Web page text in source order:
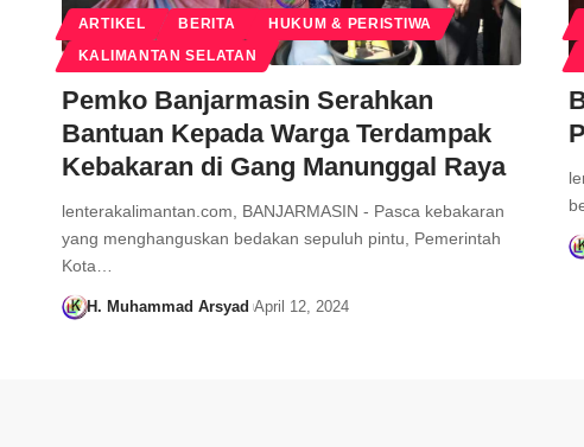
ARTIKEL BERITA HUKUM & PERISTIWA
KALIMANTAN SELATAN
Pemko Banjarmasin Serahkan
Bantuan Kepada Warga Terdampak
Kebakaran di Gang Manunggal Raya
lenterakalimantan.com, BANJARMASIN - Pasca kebakaran
yang menghanguskan bedakan sepuluh pintu, Pemerintah
Kota…
H. Muhammad Arsyad April 12, 2024